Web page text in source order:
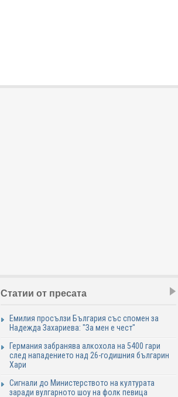
Статии от пресата
Емилия просълзи България със спомен за
Надежда Захариева: "За мен е чест"
Германия забранява алкохола на 5400 гари
след нападението над 26-годишния българин
Хари
Сигнали до Министерството на културата
заради вулгарното шоу на фолк певица